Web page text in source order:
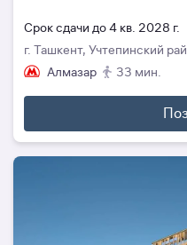
Cрок сдачи до 4 кв. 2028 г.
г. Ташкент, Учтепинский
Алмазар
33 мин.